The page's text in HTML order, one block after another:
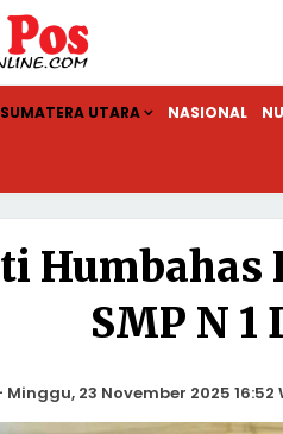
SUMATERA UTARA NASIONAL
Humbahas
SMP N
Minggu, 23 November 2025 16:52